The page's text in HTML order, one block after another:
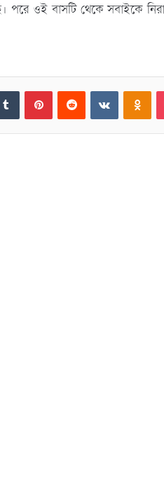
পরে ওই বাসটি থেকে সবাইকে